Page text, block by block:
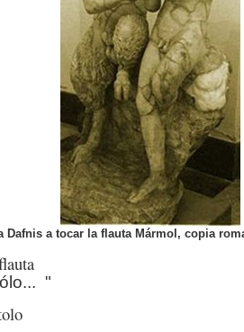
Dafnis a tocar la flauta Mármol, copia
"